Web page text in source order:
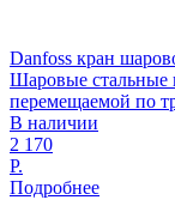
Danfoss кран
Шаровые стальные
перемещаемой по
В наличии
2 170
Р.
Подробнее